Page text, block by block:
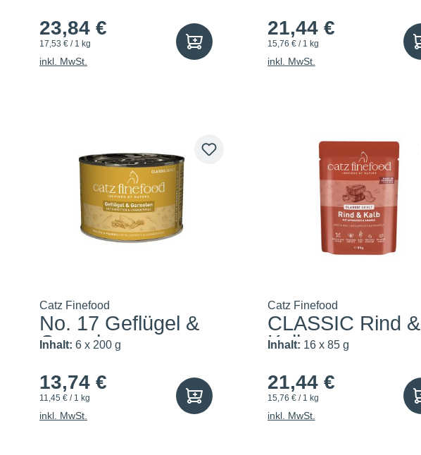
23,84 €
17,53 € / 1 kg
inkl. MwSt.
21,44 €
15,76 € / 1 kg
inkl. MwSt.
Catz Finefood
No. 17 Geflügel &
Garnelen
Inhalt: 6 x 200 g
13,74 €
11,45 € / 1 kg
inkl. MwSt.
Catz Finefood
CLASSIC Rind &
Kalb
Inhalt: 16 x 85 g
21,44 €
15,76 € / 1 kg
inkl. MwSt.